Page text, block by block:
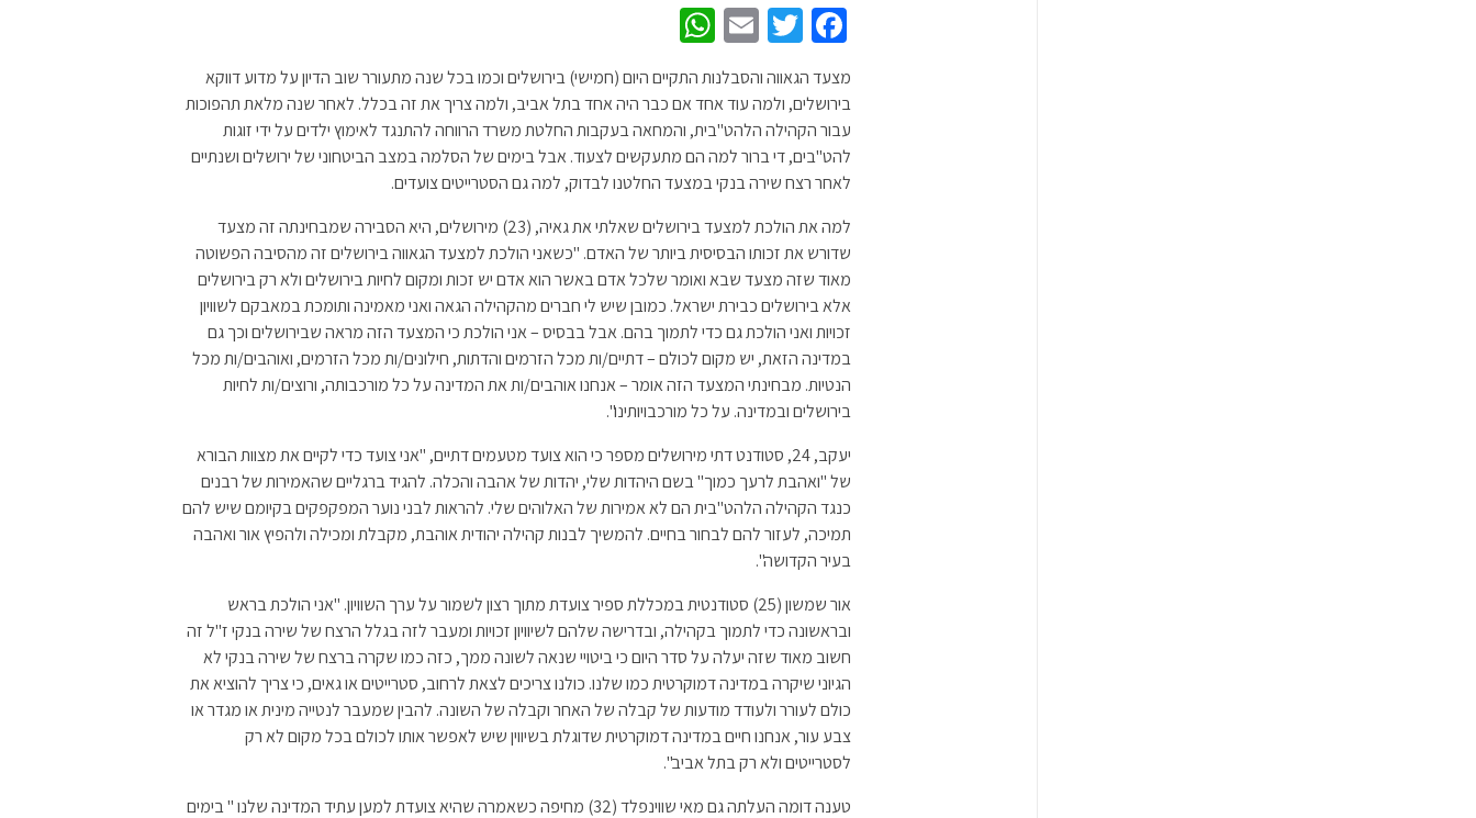
Fa
b
o
o
k
T
tt
er
E
m
ail
W
at
sA
p
p
מצעד הגאווה והסבלנות התקיים היום (חמישי) בירושלים וכמו בכל שנה מתעורר שוב הדיון על מדוע דווקא
בירושלים, ולמה עוד אחד אם כבר היה אחד בתל אביב, ולמה צריך את זה בכלל. לאחר שנה מלאת תהפוכות
עבור הקהילה הלהט"בית, והמחאה בעקבות החלטת משרד הרווחה להתנגד לאימוץ ילדים על ידי זוגות
להט"בים, די ברור למה הם מתעקשים לצעוד. אבל בימים של הסלמה במצב הביטחוני של ירושלים ושנתיים
לאחר רצח שירה בנקי במצעד החלטנו לבדוק, למה גם הסטרייטים צועדים.
למה את הולכת למצעד בירושלים שאלתי את גאיה, (23) מירושלים, היא הסבירה שמבחינתה זה מצעד
שדורש את זכותו הבסיסית ביותר של האדם. "כשאני הולכת למצעד הגאווה בירושלים זה מהסיבה הפשוטה
מאוד שזה מצעד שבא ואומר שלכל אדם באשר הוא אדם יש זכות ומקום לחיות בירושלים ולא רק בירושלים
אלא בירושלים כבירת ישראל. כמובן שיש לי חברים מהקהילה הגאה ואני מאמינה ותומכת במאבקם לשוויון
זכויות ואני הולכת גם כדי לתמוך בהם. אבל בבסיס – אני הולכת כי המצעד הזה מראה שבירושלים וכך גם
במדינה הזאת, יש מקום לכולם – דתיים/ות מכל הזרמים והדתות, חילונים/ות מכל הזרמים, ואוהבים/ות מכל
הנטיות. מבחינתי המצעד הזה אומר – אנחנו אוהבים/ות את המדינה על כל מורכבותה, ורוצים/ות לחיות
בירושלים ובמדינה. על כל מורכבויותינו".
יעקב, 24, סטודנט דתי מירושלים מספר כי הוא צועד מטעמים דתיים, "אני צועד כדי לקיים את מצוות הבורא
של "ואהבת לרעך כמוך" בשם היהדות שלי, יהדות של אהבה והכלה. להגיד ברגליים שהאמירות של רבנים
כנגד הקהילה הלהט"בית הם לא אמירות של האלוהים שלי. להראות לבני נוער המפקפקים בקיומם שיש להם
תמיכה, לעזור להם לבחור בחיים. להמשיך לבנות קהילה יהודית אוהבת, מקבלת ומכילה ולהפיץ אור ואהבה
בעיר הקדושה".
אור שמשון (25) סטודנטית במכללת ספיר צועדת מתוך רצון לשמור על ערך השוויון. "אני הולכת בראש
ובראשונה כדי לתמוך בקהילה, ובדרישה שלהם לשיוויון זכויות ומעבר לזה בגלל הרצח של שירה בנקי ז"ל זה
חשוב מאוד שזה יעלה על סדר היום כי ביטויי שנאה לשונה ממך, כזה כמו שקרה ברצח של שירה בנקי לא
הגיוני שיקרה במדינה דמוקרטית כמו שלנו. כולנו צריכים לצאת לרחוב, סטרייטים או גאים, כי צריך להוציא את
כולם לעורר ולעודד מודעות של קבלה של האחר וקבלה של השונה. להבין שמעבר לנטייה מינית או מגדר או
צבע עור, אנחנו חיים במדינה דמוקרטית שדוגלת בשיווין שיש לאפשר אותו לכולם בכל מקום לא רק
לסטרייטים ולא רק בתל אביב".
טענה דומה העלתה גם מאי שווינפלד (32) מחיפה כשאמרה שהיא צועדת למען עתיד המדינה שלנו " בימים